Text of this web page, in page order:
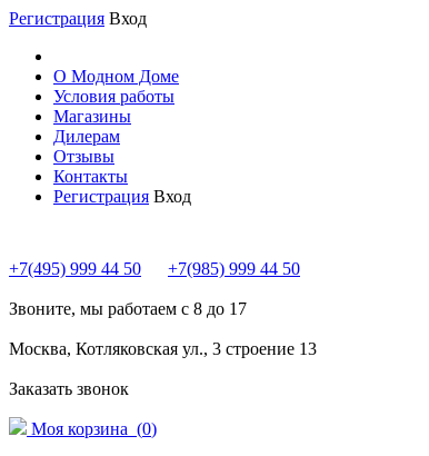
Регистрация Вход
О Модном Доме
Условия работы
Магазины
Дилерам
Отзывы
Контакты
Регистрация Вход
+7(495) 999 44 50 +7(985) 999 44 50
Звоните, мы работаем с 8 до 17
Москва, Котляковская ул., 3 строение 13
Заказать звонок
Моя корзина (0)